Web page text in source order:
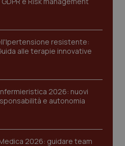
resistente:
alle terapie innovative
2026: nuovi
e autonomia
2026: guidare team
non è in grado di
senza questi cookie.
Fornitore/Dominio
YouTube
.youtube.com